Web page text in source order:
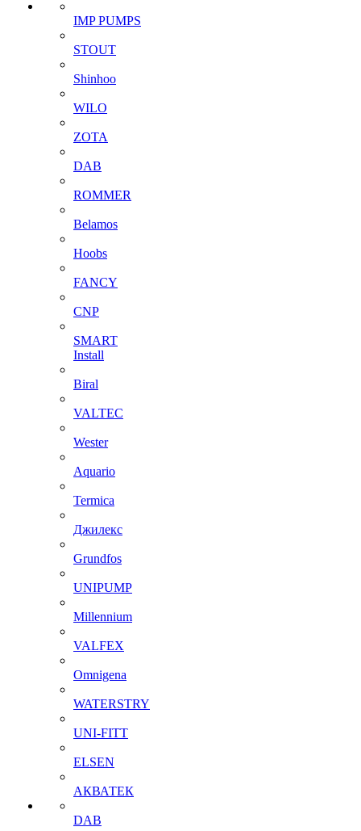
IMP PUMPS
STOUT
Shinhoo
WILO
ZOTA
DAB
ROMMER
Belamos
Hoobs
FANCY
CNP
SMART
Install
Biral
VALTEC
Wester
Aquario
Termica
Джилекс
Grundfos
UNIPUMP
Millennium
VALFEX
Omnigena
WATERSTRY
UNI-FITT
ELSEN
АКВАТЕК
DAB